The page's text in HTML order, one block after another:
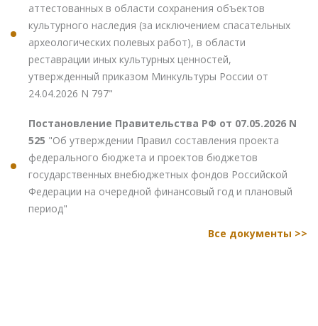
аттестованных в области сохранения объектов
культурного наследия (за исключением спасательных
археологических полевых работ), в области
реставрации иных культурных ценностей,
утвержденный приказом Минкультуры России от
24.04.2026 N 797"
Постановление Правительства РФ от 07.05.2026 N
525 "Об утверждении Правил составления проекта
федерального бюджета и проектов бюджетов
государственных внебюджетных фондов Российской
Федерации на очередной финансовый год и плановый
период"
Все документы >>